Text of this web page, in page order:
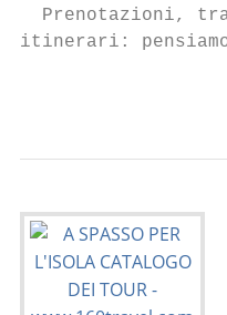
Prenotazioni,
itinerari: